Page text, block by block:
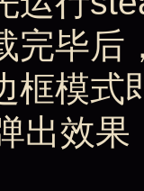
完毕后
框模式
出效果